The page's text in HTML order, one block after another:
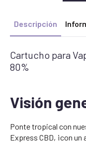
Descripción
Cartucho para
80%
Visión
Ponte tropical con
Express CBD, ¡con